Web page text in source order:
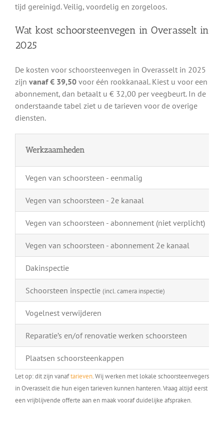
tijd gereinigd. Veilig, voordelig en zorgeloos.
Wat kost schoorsteenvegen in Overasselt in
2025
De kosten voor schoorsteenvegen in Overasselt in 2025
zijn vanaf € 39,50voor één rookkanaal. Kiest u voor een
abonnement, dan betaalt u € 32,00 per veegbeurt. In de
onderstaande tabel ziet u de tarieven voor de overige
diensten.
Werkzaamheden
Vegen van schoorsteen - eenmalig
Vegen van schoorsteen - 2e kanaal
Vegen van schoorsteen - abonnement (niet verplicht)
Vegen van schoorsteen - abonnement 2e kanaal
Dakinspectie
Schoorsteen inspectie (incl. camera inspectie)
Vogelnest verwijderen
Reparatie’s en/of renovatie werken schoorsteen
Plaatsen schoorsteenkappen
Let op: dit zijn vanaftarieven. Wij werken met lokale schoorsteenvegers
in Overasselt die hun eigen tarieven kunnen hanteren. Vraag altijd eerst
een vrijblijvende offerte aan en maak vooraf duidelijke afspraken.